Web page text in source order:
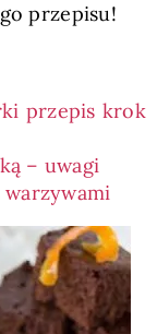
przepisu!
przepis krok
– uwagi
warzywami